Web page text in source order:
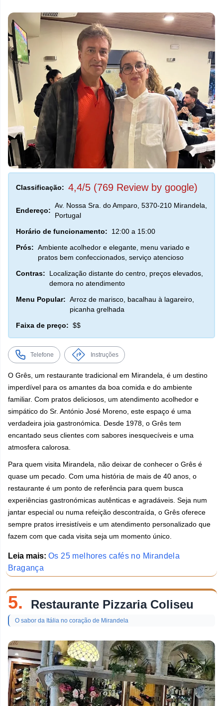
Classificação: 4,4/5 (769 Review by google)
Endereço:
Av. Nossa Sra. do Amparo, 5370-210 Mirandela,
Portugal
Horário de funcionamento:
12:00 a 15:00
Prós: Ambiente acolhedor e elegante, menu variado e
pratos bem confeccionados, serviço atencioso
Contras:
Localização distante do centro, preços elevados,
demora no atendimento
Menu Popular: Arroz de marisco, bacalhau à lagareiro,
picanha grelhada
Faixa de preço: $$
Telefone Instruções
O Grês, um restaurante tradicional em Mirandela, é um destino
imperdível para os amantes da boa comida e do ambiente
familiar. Com pratos deliciosos, um atendimento acolhedor e
simpático do Sr. António José Moreno, este espaço é uma
verdadeira joia gastronómica. Desde 1978, o Grês tem
encantado seus clientes com sabores inesquecíveis e uma
atmosfera calorosa.
Para quem visita Mirandela, não deixar de conhecer o Grês é
quase um pecado. Com uma história de mais de 40 anos, o
restaurante é um ponto de referência para quem busca
experiências gastronómicas autênticas e agradáveis. Seja num
jantar especial ou numa refeição descontraída, o Grês oferece
sempre pratos irresistíveis e um atendimento personalizado que
fazem com que cada visita seja um momento único.
Leia mais: Os 25 melhores cafés no Mirandela
Bragança
5. Restaurante Pizzaria Coliseu
O sabor da Itália no coração de Mirandela